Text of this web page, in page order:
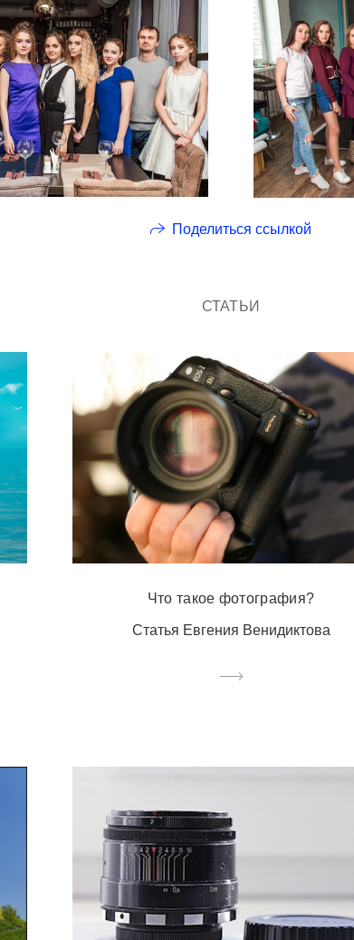
Поделиться ссылкой
СТАТЬИ
Что такое фотография?
Статья Евгения Венидиктова